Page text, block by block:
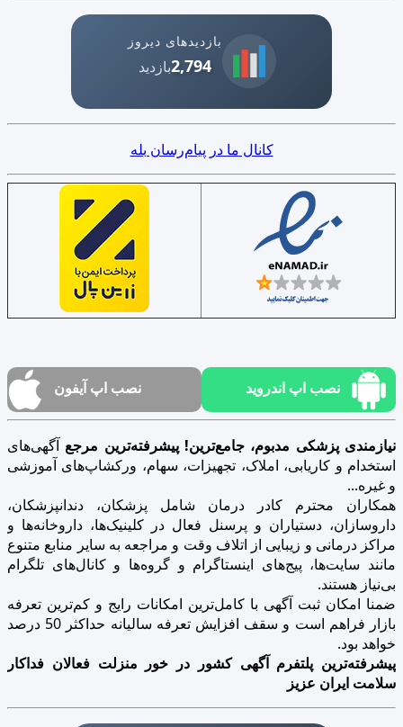
بازدیدهای دیروز
2,794بازدید
کانال ما در پیام‌رسان بله
نصب اپ اندروید نصب اپ آیفون
نیازمندی پزشکی مدبوم، جامع‌ترین! پیشرفته‌ترین مرجع آگهی‌های
استخدام و کاریابی، املاک، تجهیزات، سهام، ورکشاپ‌های آموزشی
و غیره...
همکاران محترم کادر درمان شامل پزشکان، دندانپزشکان،
داروسازان، دستیاران و پرسنل فعال در کلینیک‌ها، داروخانه‌ها و
مراکز درمانی و زیبایی از اتلاف وقت و مراجعه به سایر منابع متنوع
مانند سایت‌ها، پیج‌های اینستاگرام و گروه‌ها و کانال‌های تلگرام
بی‌نیاز هستند.
ضمنا امکان ثبت آگهی با کامل‌ترین امکانات رایج و کم‌ترین تعرفه
بازار فراهم است و سقف افزایش تعرفه سالیانه حداکثر 50 درصد
خواهد بود.
پیشرفته‌ترین پلتفرم آگهی کشور در خور منزلت فعالان فداکار
سلامت ایران عزیز